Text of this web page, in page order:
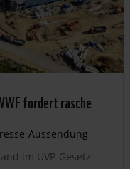
fordert rasche
Aussendung
im UVP-Gesetz